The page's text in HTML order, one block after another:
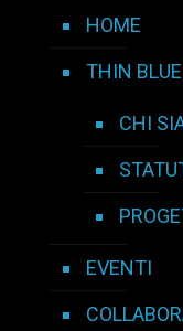
HOME
THIN
CHI
EVENTI